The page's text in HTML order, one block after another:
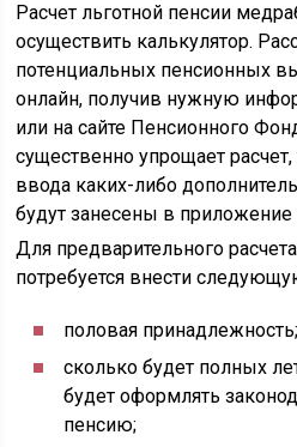
Расчет льготной пенсии
осуществить калькулятор.
потенциальных пенсионных
онлайн, получив нужную
или на сайте Пенсионного
существенно упрощает расчет,
ввода каких-либо
будут занесены в
Для предварительного
потребуется внести
половая принадлежность;
сколько будет полных
будет оформлять
пенсию;